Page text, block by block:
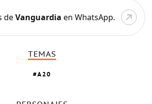
deVanguardia en WhatsApp.
TEMAS
A20